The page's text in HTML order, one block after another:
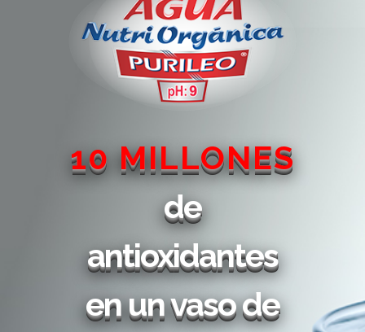
10 MILLONES
de
antioxidantes
en un vaso de